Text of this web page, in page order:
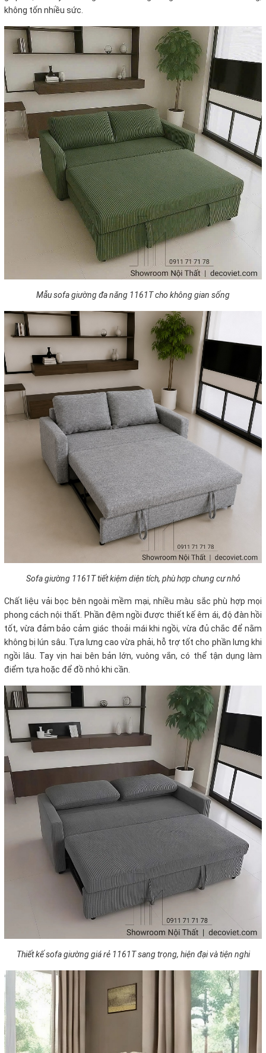
không tốn nhiều sức.
Mẫu sofa giường đa năng 1161T cho không gian sống
Sofa giường 1161T tiết kiệm diện tích, phù hợp chung cư nhỏ
Chất liệu vải bọc bên ngoài mềm mại, nhiều màu sắc phù hợp mọi
phong cách nội thất. Phần đệm ngồi được thiết kế êm ái, độ đàn hồi
tốt, vừa đảm bảo cảm giác thoải mái khi ngồi, vừa đủ chắc để nằm
không bị lún sâu. Tựa lưng cao vừa phải, hỗ trợ tốt cho phần lưng khi
ngồi lâu. Tay vịn hai bên bản lớn, vuông vắn, có thể tận dụng làm
điểm tựa hoặc để đồ nhỏ khi cần.
Thiết kế sofa giường giá rẻ 1161T sang trọng, hiện đại và tiện nghi